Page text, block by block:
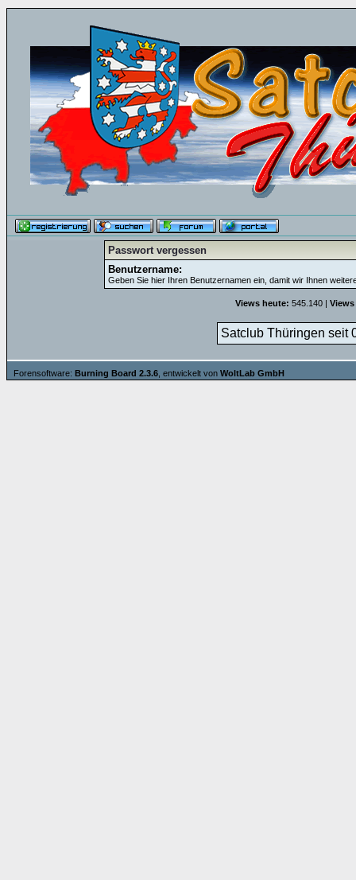
Passwort vergessen
Benutzername:
Geben Sie hier Ihren Benutzernamen ein, damit wir Ihnen
Views heute: 545.140 |
Satclub Thüringen seit
Forensoftware: Burning Board 2.3.6 , entwickelt von WoltLab GmbH